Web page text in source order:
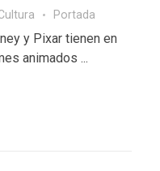
Portada
y Pixar tienen en
animados ...